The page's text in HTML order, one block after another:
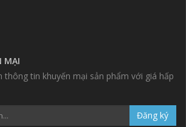
MẠI
thông tin khuyến mại sản phẩm với giá hấp
Đăng ký